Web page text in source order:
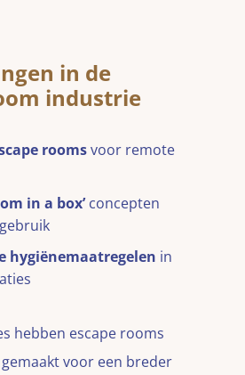
in de
industrie
roomsvoor remote
in a box’concepten
hygiënemaatregelen in
hebben escape rooms
voor een breder